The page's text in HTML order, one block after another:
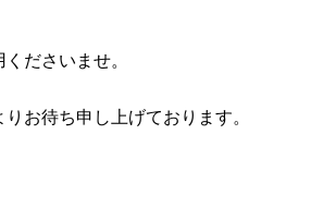
ださいませ。
お待ち申し上げております。